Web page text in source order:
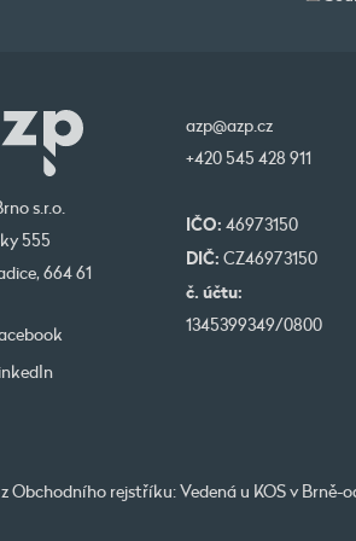
s.r.o.
555
664 61
azp@azp.cz
+420 545 428 911
IČO: 46973150
DIČ: CZ46973150
č. účtu:
1345399349/0800
Obchodního rejstříku: Vedená u KOS v Brně-